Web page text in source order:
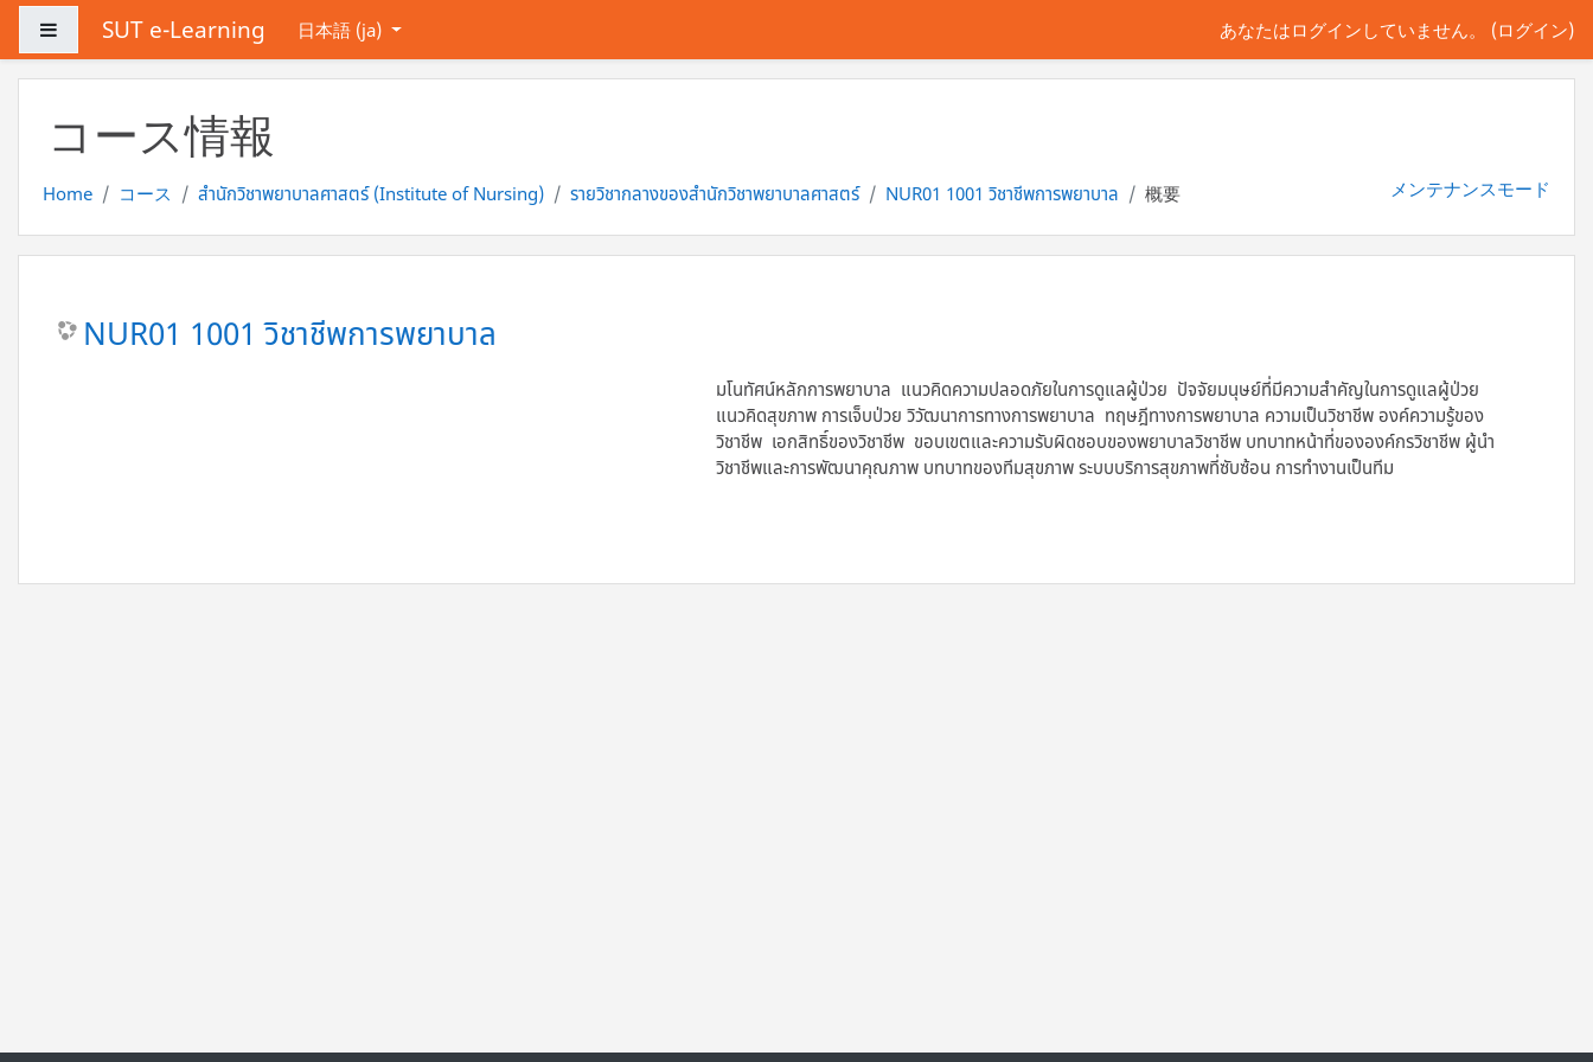
メインコンテンツへスキップする
サイドパネル
SUT e-Learning 日本語 ‎(ja)‎ あなたはログインしていません。 (ログイン)
コース情報
Home コース สำนักวิชาพยาบาลศาสตร์ (Institute of Nursing) รายวิชากลางของสำนักวิชาพยาบาลศาสตร์ NUR01 1001 วิชาชีพการพยาบาล 概要 メンテナンスモード
NUR01 1001 วิชาชีพการพยาบาล
มโนทัศน์หลักการพยาบาล แนวคิดความปลอดภัยในการดูแลผู้ป่วย ปัจจัยมนุษย์ที่มีความสำคัญในการดูแลผู้ป่วย
แนวคิดสุขภาพ การเจ็บป่วย วิวัฒนาการทางการพยาบาล ทฤษฎีทางการพยาบาล ความเป็นวิชาชีพ องค์ความรู้ของ
วิชาชีพ เอกสิทธิ์ของวิชาชีพ ขอบเขตและความรับผิดชอบของพยาบาลวิชาชีพ บทบาทหน้าที่ขององค์กรวิชาชีพ ผู้นำ
วิชาชีพและการพัฒนาคุณภาพ บทบาทของทีมสุขภาพ ระบบบริการสุขภาพที่ซับซ้อน การทำงานเป็นทีม